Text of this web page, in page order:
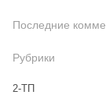
Последние
Рубрики
2-ТП